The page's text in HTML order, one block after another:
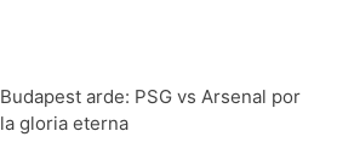
Budapest arde: PSG vs Arsenal por
la gloria eterna